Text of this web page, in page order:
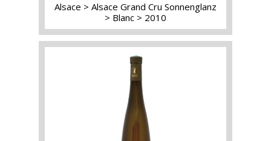
Alsace
Alsace Grand Cru Sonnenglanz
Blanc
2010